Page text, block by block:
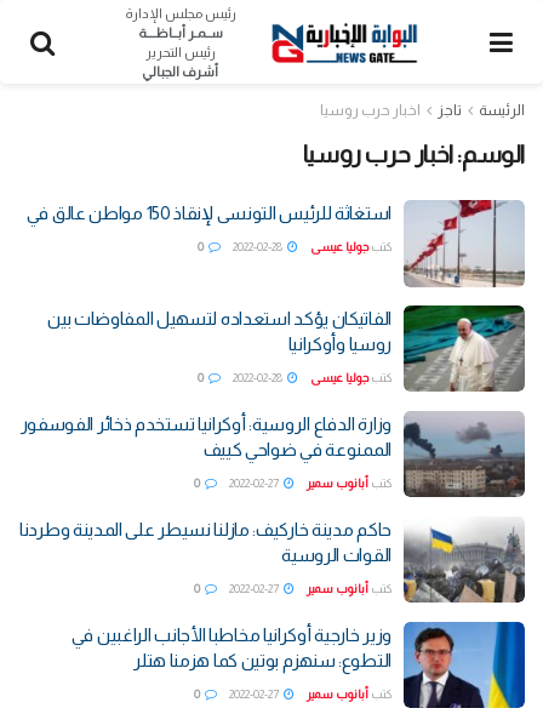
رئيس مجلس الإدارة
ســمـر أبــاظــــة
رئيس التحرير
أشرف الجبالي
الرئيسة تاجز اخبار حرب روسيا
الوسم: اخبار حرب روسيا
استغاثة للرئيس التونسى لإنقاذ 150 مواطن عالق في
كتب جوليا عيسى 0
الفاتيكان يؤكد استعداده لتسهيل المفاوضات بين
روسيا وأوكرانيا
كتب جوليا عيسى 0
وزارة الدفاع الروسية: أوكرانيا تستخدم ذخائر الفوسفور
الممنوعة في ضواحي كييف
كتب أبانوب سمير 0
حاكم مدينة خاركيف: مازلنا نسيطر على المدينة وطردنا
القوات الروسية
كتب أبانوب سمير 0
وزير خارجية أوكرانيا مخاطبا الأجانب الراغبين في
التطوع: سنهزم بوتين كما هزمنا هتلر
كتب أبانوب سمير 0